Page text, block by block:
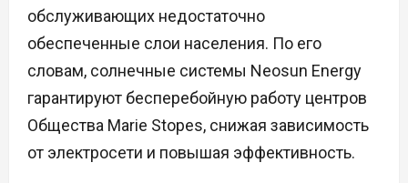
обслуживающих недостаточно
обеспеченные слои населения. По его
словам, солнечные системы Neosun Energy
гарантируют бесперебойную работу центров
Общества Marie Stopes, снижая зависимость
от электросети и повышая эффективность.